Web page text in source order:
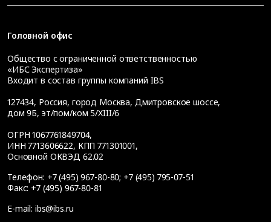
Головной офис
Общество с ограниченной ответственностью
«ИБС Экспертиза»
Входит в состав группы компаний IBS
127434, Россия, город Москва, Дмитровское шоссе,
дом 9Б, эт/пом/ком 5/XIII/6
ОГРН 1067761849704,
ИНН 7713606622, КПП 771301001,
Основной ОКВЭД 62.02
Телефон: +7 (495) 967-80-80; +7 (495) 795-07-51
Факс: +7 (495) 967-80-81
E-mail: ibs@ibs.ru